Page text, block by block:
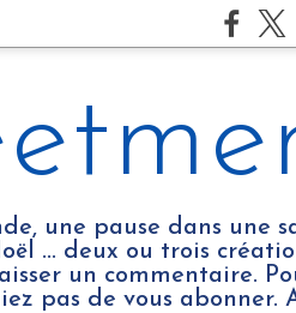
une pause dans une
... deux ou trois
un commentaire.
pas de vous abonner.